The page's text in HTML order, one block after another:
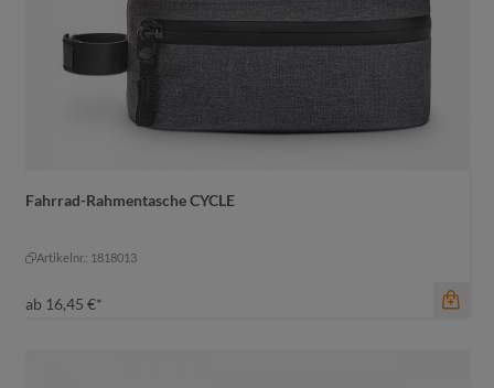
schwarz-grau meliert
schwarz-grau meliert
Fahrrad-Rahmentasche CYCLE
Artikelnr.: 1818013
ab 16,45 €*